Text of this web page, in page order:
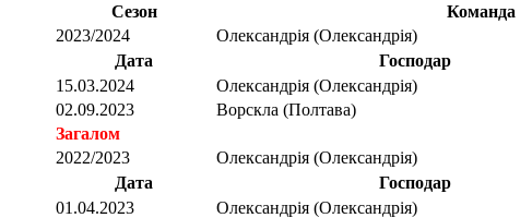
Сезон Команда
2023/2024
Олександрія (Олександрія)
Дата
Господар
15.03.2024
Олександрія (Олександрія)
02.09.2023
Ворскла (Полтава)
Загалом
2022/2023
Олександрія (Олександрія)
Дата
Господар
01.04.2023
Олександрія (Олександрія)